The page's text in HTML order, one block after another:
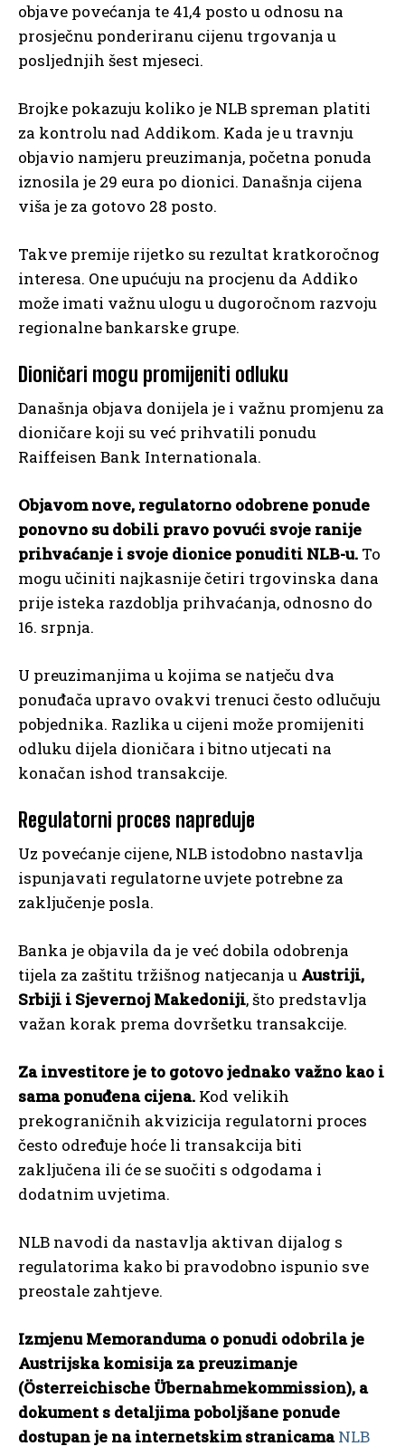
objave povećanja te 41,4 posto u odnosu na
prosječnu ponderiranu cijenu trgovanja u
posljednjih šest mjeseci.
Brojke pokazuju koliko je NLB spreman platiti
za kontrolu nad Addikom. Kada je u travnju
objavio namjeru preuzimanja, početna ponuda
iznosila je 29 eura po dionici. Današnja cijena
viša je za gotovo 28 posto.
Takve premije rijetko su rezultat kratkoročnog
interesa. One upućuju na procjenu da Addiko
može imati važnu ulogu u dugoročnom razvoju
regionalne bankarske grupe.
Dioničari mogu promijeniti odluku
Današnja objava donijela je i važnu promjenu za
dioničare koji su već prihvatili ponudu
Raiffeisen Bank Internationala.
Objavom nove, regulatorno odobrene ponude
ponovno su dobili pravo povući svoje ranije
prihvaćanje i svoje dionice ponuditi NLB-u. To
mogu učiniti najkasnije četiri trgovinska dana
prije isteka razdoblja prihvaćanja, odnosno do
16. srpnja.
U preuzimanjima u kojima se natječu dva
ponuđača upravo ovakvi trenuci često odlučuju
pobjednika. Razlika u cijeni može promijeniti
odluku dijela dioničara i bitno utjecati na
konačan ishod transakcije.
Regulatorni proces napreduje
Uz povećanje cijene, NLB istodobno nastavlja
ispunjavati regulatorne uvjete potrebne za
zaključenje posla.
Banka je objavila da je već dobila odobrenja
tijela za zaštitu tržišnog natjecanja u Austriji,
Srbiji i Sjevernoj Makedoniji, što predstavlja
važan korak prema dovršetku transakcije.
Za investitore je to gotovo jednako važno kao i
sama ponuđena cijena. Kod velikih
prekograničnih akvizicija regulatorni proces
često određuje hoće li transakcija biti
zaključena ili će se suočiti s odgodama i
dodatnim uvjetima.
NLB navodi da nastavlja aktivan dijalog s
regulatorima kako bi pravodobno ispunio sve
preostale zahtjeve.
Izmjenu Memoranduma o ponudi odobrila je
Austrijska komisija za preuzimanje
(Österreichische Übernahmekommission), a
dokument s detaljima poboljšane ponude
dostupan je na internetskim stranicamaNLB